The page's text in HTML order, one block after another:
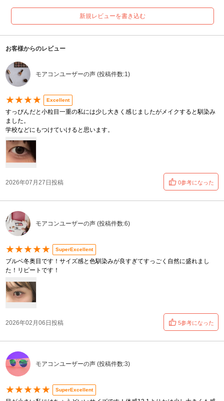
新規レビューを書き込む
お客様からのレビュー
モアコンユーザーの声 (投稿件数:1)
★★★★ Excellent
すっぴんだと小粒目一重の私には少し大きく感じましたがメイクすると馴染み
ました。
学校などにもつけていけると思います。
2026年07月27日投稿 0参考になった
モアコンユーザーの声 (投稿件数:6)
★★★★★ SuperExcellent
ブルベ冬奥目です！サイズ感と色馴染みが良すぎてすっごく自然に盛れまし
た！リピートです！
2026年02月06日投稿 5参考になった
モアコンユーザーの声 (投稿件数:3)
★★★★★ SuperExcellent